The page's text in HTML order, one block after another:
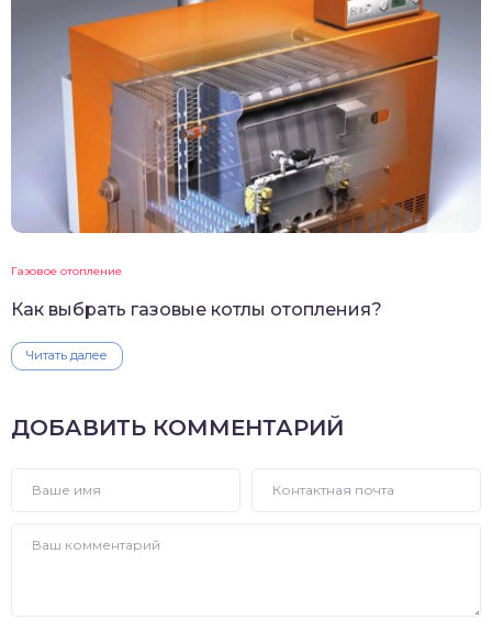
Газовое отопление
Как выбрать газовые котлы отопления?
Читать далее
ДОБАВИТЬ КОММЕНТАРИЙ